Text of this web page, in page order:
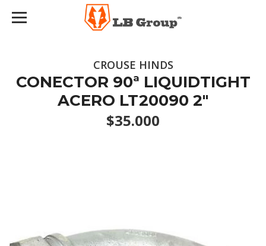
CROUSE HINDS
CONECTOR 90ª LIQUIDTIGHT
ACERO LT20090 2"
$35.000